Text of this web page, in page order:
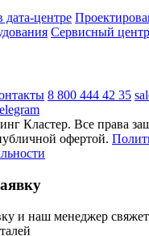
дата-центре
Сервисный центр
8 800 444 42 35
Кластер. Все права
офертой.
и наш менеджер